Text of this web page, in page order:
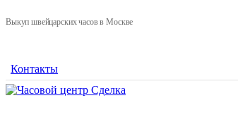
Выкуп швейцарских часов в Москве
Контакты